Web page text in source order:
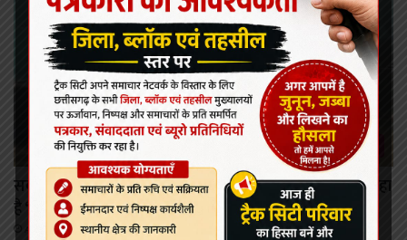
कोरबा
सबसे छोटे किंग कोबरा के रेस्क्यू ने बदली धारणा, कोरबा में हो रहा
है ‘किंग कोबरा‘ का प्राकृतिक प्रजनन।
August 7, 2026